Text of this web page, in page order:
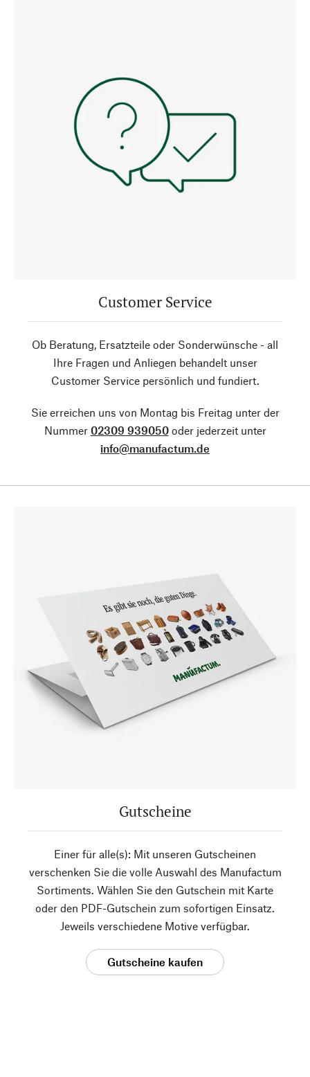
Customer Service
Ob Beratung, Ersatzteile oder Sonderwünsche - all
Ihre Fragen und Anliegen behandelt unser
Customer Service persönlich und fundiert.
Sie erreichen uns von Montag bis Freitag unter der
Nummer 02309 939050oder jederzeit unter
info@manufactum.de
Gutscheine
Einer für alle(s): Mit unseren Gutscheinen
verschenken Sie die volle Auswahl des Manufactum
Sortiments. Wählen Sie den Gutschein mit Karte
oder den PDF-Gutschein zum sofortigen Einsatz.
Jeweils verschiedene Motive verfügbar.
Gutscheine kaufen